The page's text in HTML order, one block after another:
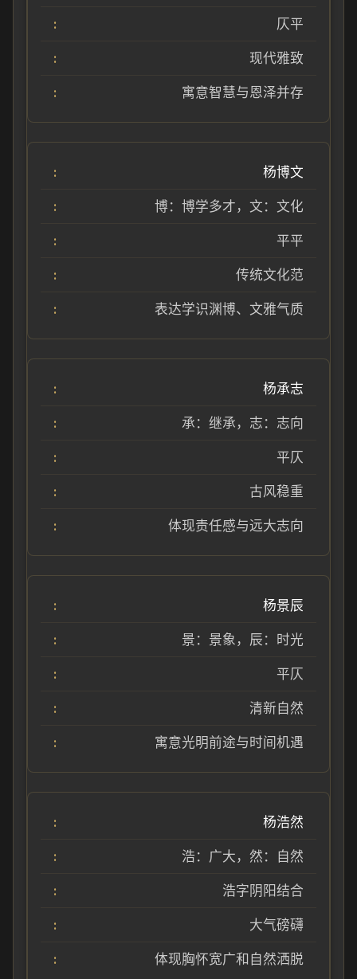
仄平
现代雅致
寓意智慧与恩泽并存
杨博文
博：博学多才，文：文化
平平
传统文化范
表达学识渊博、文雅气质
杨承志
承：继承，志：志向
平仄
古风稳重
体现责任感与远大志向
杨景辰
景：景象，辰：时光
平仄
清新自然
寓意光明前途与时间机遇
杨浩然
浩：广大，然：自然
浩字阴阳结合
大气磅礴
体现胸怀宽广和自然洒脱